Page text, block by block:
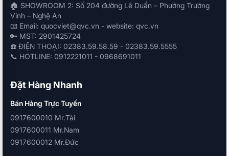
🏠 SHOWROOM 2: Số 204 đường Lê Duẩn – Phường Trường
Vinh – Nghệ An
📧 Email: quocviet@qvc.vn - website: qvc.vn
🔑 MST: 2901425724
☎️ ĐIỆN THOẠI: 02383.59.58.59 - 02383.59.5555
📞 HOTLINE: 0912221011 - 0968691011
Đặt Hàng Nhanh
Bán Hàng Trực Tuyến
0917600010 Mr.Tài
0917600011 Mr.Nam
0917600012 Mr.Đức